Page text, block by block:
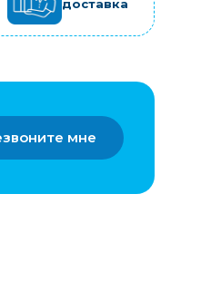
доставка
мне